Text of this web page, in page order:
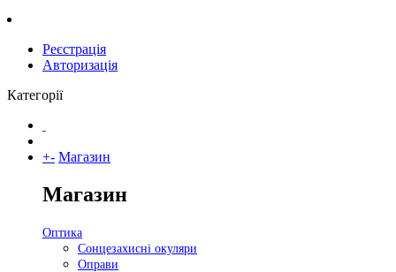
Реєстрація
Авторизація
Категорії
+- Магазин
Магазин
Оптика
Сонцезахисні окуляри
Оправи